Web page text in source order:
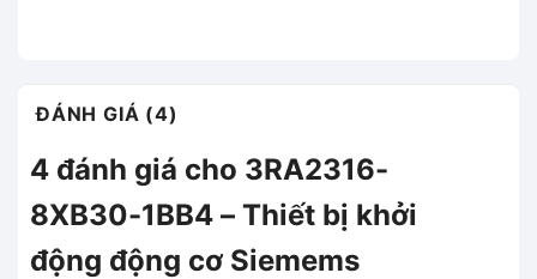
ĐÁNH GIÁ (4)
4 đánh giá cho 3RA2316-
8XB30-1BB4 – Thiết bị khởi
động động cơ Siemems